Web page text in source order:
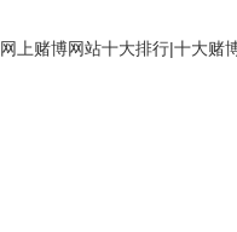
网上赌博网站十大排行|十大赌